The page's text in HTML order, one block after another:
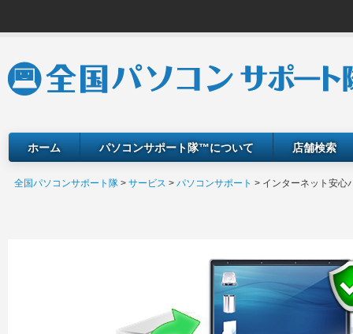
ホーム パソコンサポート隊™について 店舗検索
全国パソコンサポート隊> サービス > パソコンサポート > インターネット安心